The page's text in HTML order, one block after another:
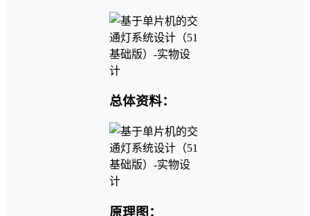
总体资料：
原理图：